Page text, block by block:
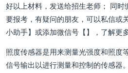
好以上材料，发送给招生老师； 同时
要报考，有疑问的朋友，可以私信或
小助手】或添加微信号【】，了解更
照度传感器是用来测量光强度和照度
信号输出以进行测量和控制的传感器